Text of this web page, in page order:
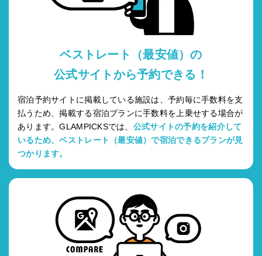
ベストレート（最安値）の
公式サイトから予約できる！
宿泊予約サイトに掲載している施設は、予約毎に手数料を支
払うため、掲載する宿泊プランに手数料を上乗せする場合が
あります。GLAMPICKSでは、 公式サイトの予約を紹介して
いるため、ベストレート（最安値）で宿泊できるプランが見
つかります。